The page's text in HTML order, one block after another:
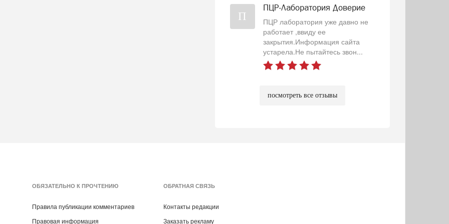
П
ПЦР-Лаборатория Доверие
ПЦР лаборатория уже давно не
работает ,ввиду ее
закрытия.Информация сайта
устарела.Не пытайтесь звон...
посмотреть все отзывы
ОБЯЗАТЕЛЬНО К ПРОЧТЕНИЮ
Правила публикации комментариев
Правовая информация
ОБРАТНАЯ СВЯЗЬ
Контакты редакции
Заказать рекламу